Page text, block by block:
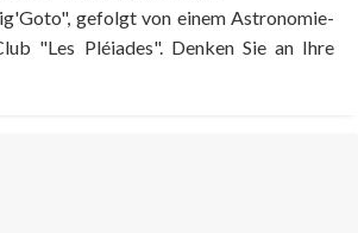
gefolgt von einem Astronomie-
"Les Pléiades". Denken Sie an Ihre